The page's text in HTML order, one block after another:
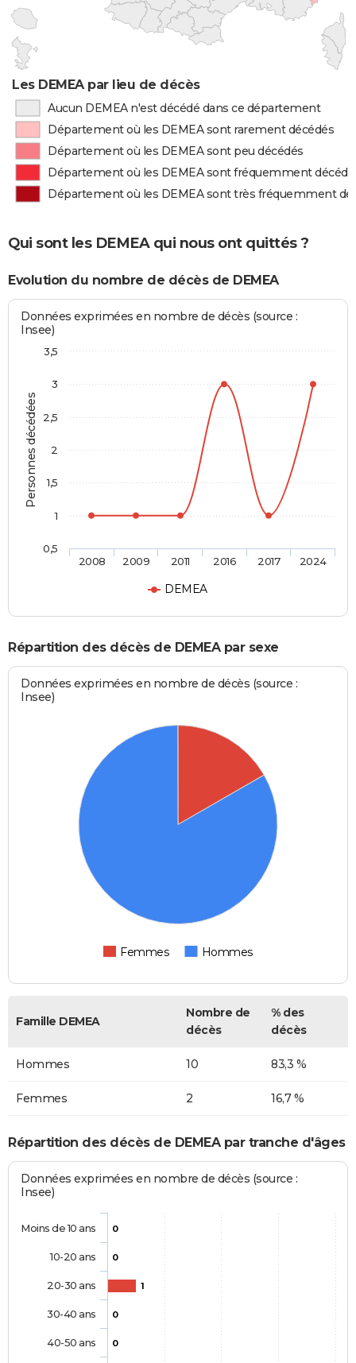
Les DEMEA par lieu de décès
Aucun DEMEA n'est décédé dans ce département
Département où les DEMEA sont rarement décédés
Département où les DEMEA sont peu décédés
Département où les DEMEA sont fréquemment
Département où les DEMEA sont très fréquemment
Qui sont les DEMEA qui nous ont quittés ?
Evolution du nombre de décès de DEMEA
Personnes décédées
Données exprimées en nombre de décès (source :
Insee)
DEMEA
2008 2009 2011 2016 2017 2024
0,5
1
1,5
2
2,5
3
3,5
Répartition des décès de DEMEA par sexe
Données exprimées en nombre de décès (source :
Insee)
Femmes Hommes
Famille DEMEA
Nombre de
décès
% des
décès
Hommes 10 83,3 %
Femmes 2 16,7 %
Répartition des décès de DEMEA par tranche d'âges
Données exprimées en nombre de décès (source :
Insee)
0
0
1
0
0
Moins de 10 ans
10-20 ans
20-30 ans
30-40 ans
40-50 ans